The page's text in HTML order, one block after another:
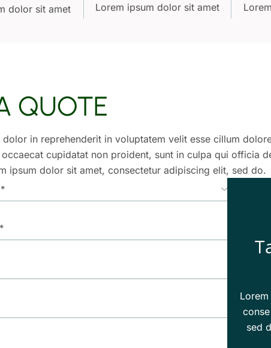
dolor sit amet Lorem ipsum dolor sit amet
sed
QUOTE
dolor in reprehenderit in voluptatem velit esse cillum
cupidatat non proident, sunt in culpa qui officia
ipsum dolor sit amet, consectetur adipiscing elit, sed do.